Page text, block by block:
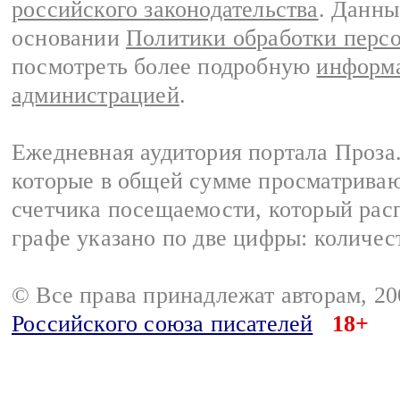
российского законодательства.
основании Политики обработки
посмотреть более подробную
администрацией.
Ежедневная аудитория портала
которые в общей сумме
счетчика посещаемости, который
графе указано по две цифры:
© Все права принадлежат авторам,
Российского союза писателей
18+